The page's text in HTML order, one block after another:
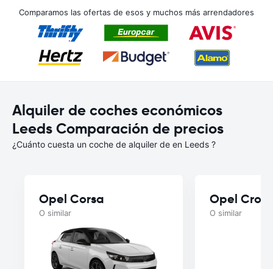
Comparamos las ofertas de esos y muchos más arrendadores
Alquiler de coches económicos
Leeds Comparación de precios
¿Cuánto cuesta un coche de alquiler de en Leeds ?
Opel Corsa
O similar
Opel
O similar